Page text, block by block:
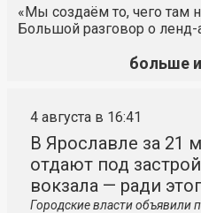
«Мы создаём то, чего там
Большой разговор о
больше
4 августа в 16:41
В Ярославле за 21
отдают под
вокзала — ради
Городские власти объявили